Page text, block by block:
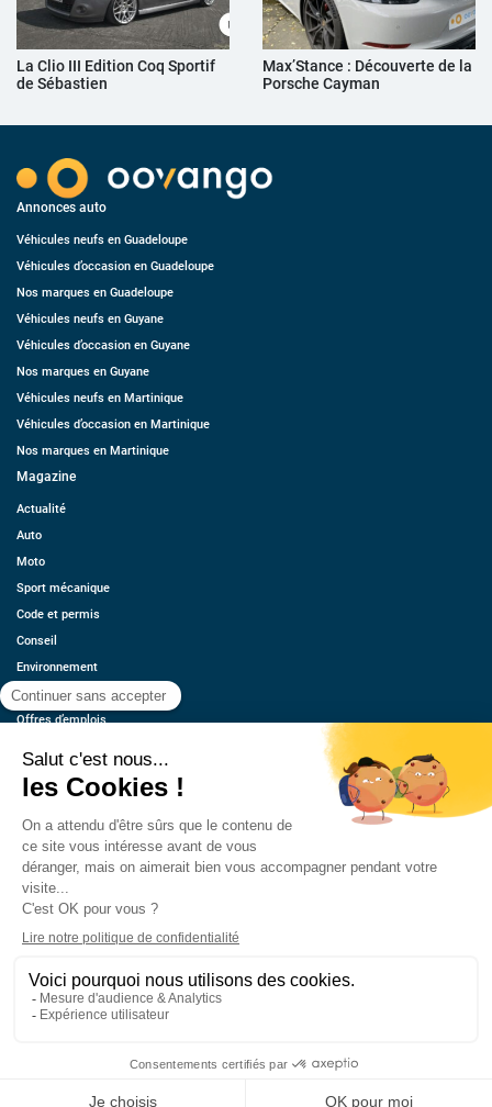
La Clio III Edition Coq Sportif
de Sébastien
Max’Stance : Découverte de la
Porsche Cayman
Annonces auto
Véhicules neufs en Guadeloupe
Véhicules d’occasion en Guadeloupe
Nos marques en Guadeloupe
Véhicules neufs en Guyane
Véhicules d’occasion en Guyane
Nos marques en Guyane
Véhicules neufs en Martinique
Véhicules d’occasion en Martinique
Nos marques en Martinique
Magazine
Actualité
Auto
Moto
Sport mécanique
Code et permis
Conseil
Environnement
Économie
Offres d’emplois
Contact
Estimez votre voiture
Mentions légales
CGU
Réalisé, hébergé et référencé par PIXELL